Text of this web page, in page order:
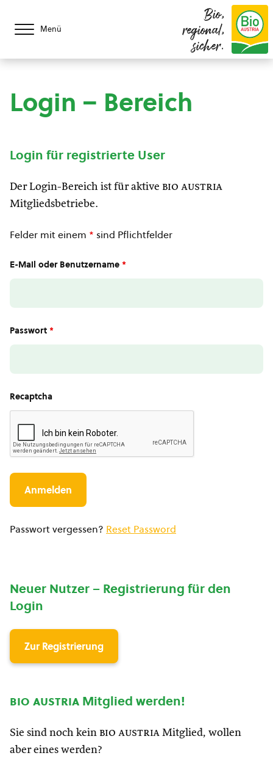
Menü
Bio,
regional,
sicher.
Login – Bereich
Login für registrierte User
Der Login-Bereich ist für aktive bio austria
Mitgliedsbetriebe.
Felder mit einem * sind Pflichtfelder
E-Mail oder Benutzername *
Passwort *
Recaptcha
Passwort vergessen? Reset Password
Neuer Nutzer – Registrierung für den
Login
Zur Registrierung
bio austria Mitglied werden!
Sie sind noch kein bio austria Mitglied, wollen
aber eines werden?